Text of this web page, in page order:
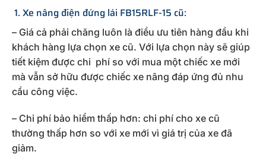
1. Xe nâng điện đứng lái FB15RLF-15 cũ:
– Giá cả phải chăng luôn là điều ưu tiên hàng đầu khi
khách hàng lựa chọn xe cũ. Với lựa chọn này sẽ giúp
tiết kiệm được chi phí so với mua một chiếc xe mới
mà vẫn sở hữu được chiếc xe nâng đáp ứng đủ nhu
cầu công việc.
– Chi phí bảo hiểm thấp hơn: chi phí cho xe cũ
thường thấp hơn so với xe mới vì giá trị của xe đã
giảm.